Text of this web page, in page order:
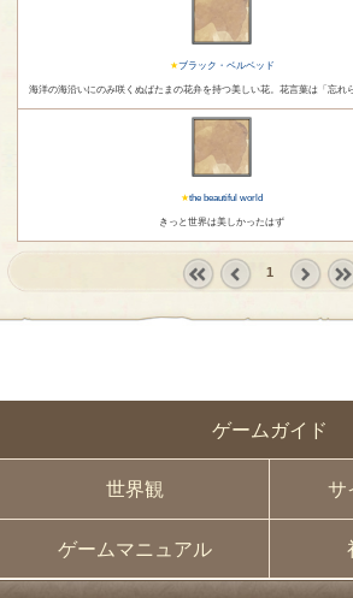
ゲームガイド
世界観 サ
ゲームマニュアル
ブラック・ベルベッド
海洋の海沿いにのみ咲くぬばたまの花弁を持つ美しい花。花言葉は「忘れ
the beautiful world
きっと世界は美しかったはず
1